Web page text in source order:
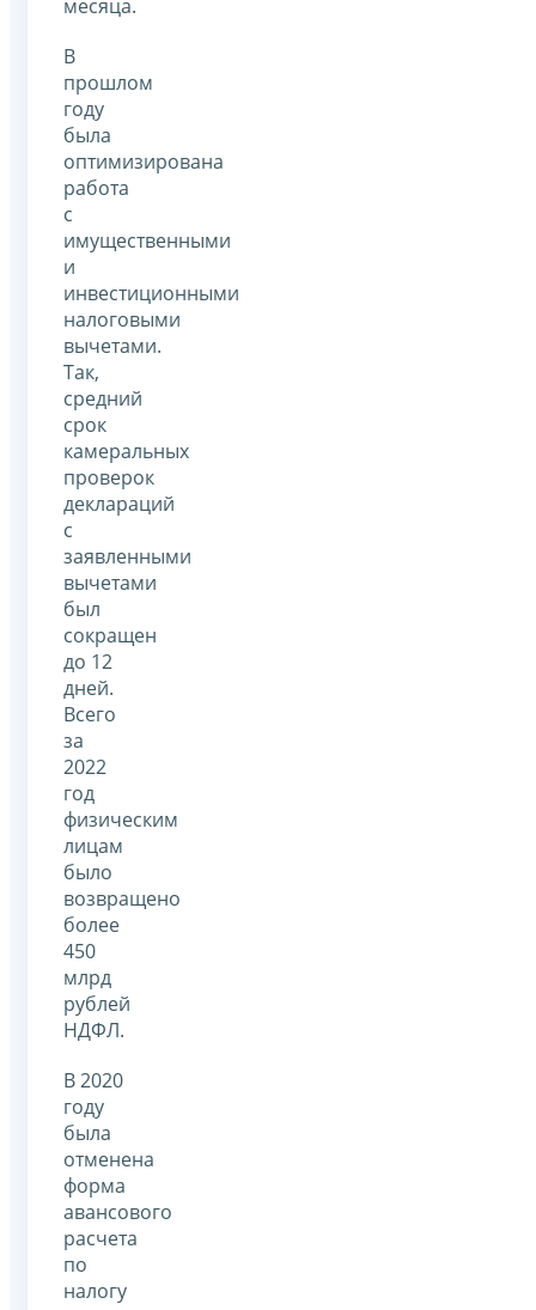
месяца.
В
прошлом
году
была
оптимизирована
работа
с
имущественными
и
инвестиционными
налоговыми
вычетами.
Так,
средний
срок
камеральных
проверок
деклараций
с
заявленными
вычетами
был
сокращен
до 12
дней.
Всего
за
2022
год
физическим
лицам
было
возвращено
более
450
млрд
рублей
НДФЛ.
В 2020
году
была
отменена
форма
авансового
расчета
по
налогу